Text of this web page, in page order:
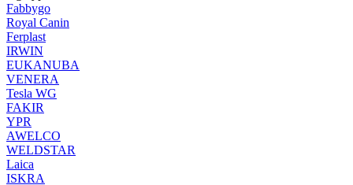
Fabbygo
Royal Canin
Ferplast
IRWIN
EUKANUBA
VENERA
Tesla WG
FAKIR
YPR
AWELCO
WELDSTAR
Laica
ISKRA